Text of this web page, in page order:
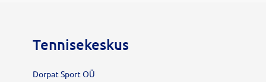
Tennisekeskus
Dorpat Sport OÜ